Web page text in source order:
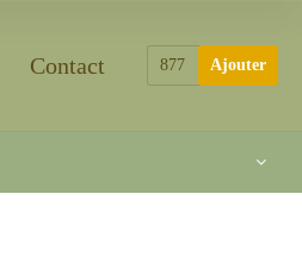
Contact 877 Ajouter